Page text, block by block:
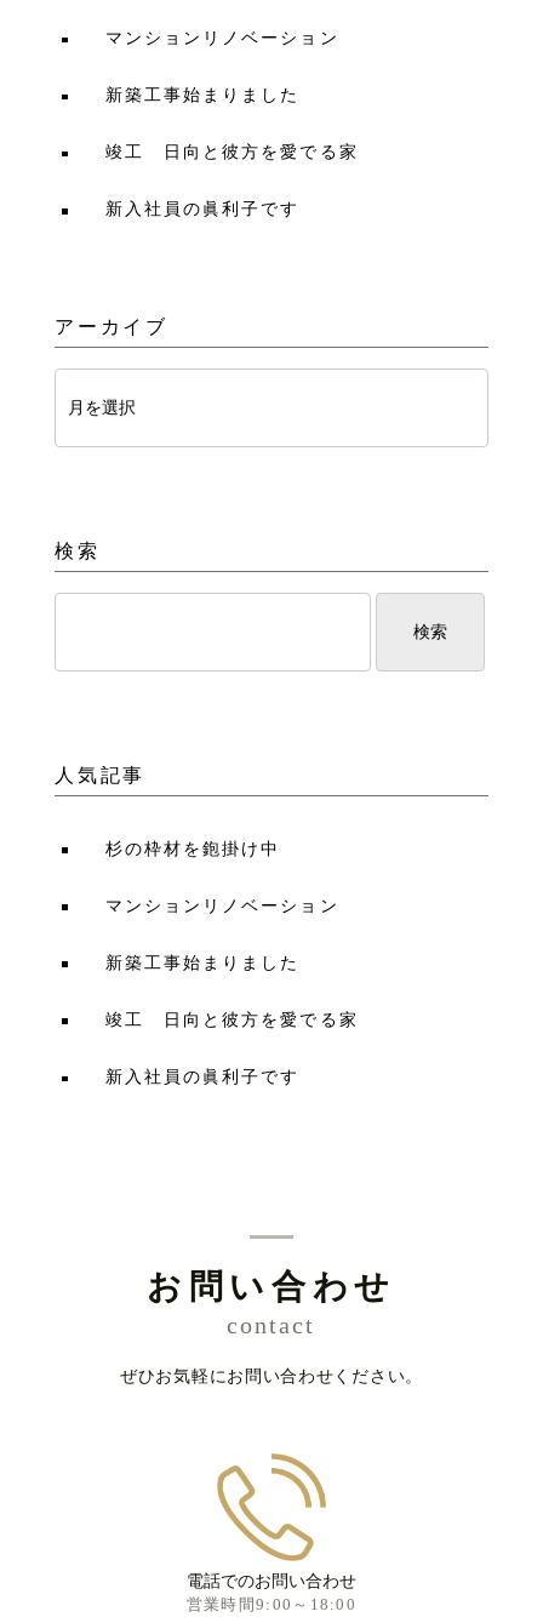
マンションリノベーション
新築工事始まりました
竣工 日向と彼方を愛でる家
新入社員の眞利子です
アーカイブ
検索
人気記事
杉の枠材を鉋掛け中
マンションリノベーション
新築工事始まりました
竣工 日向と彼方を愛でる家
新入社員の眞利子です
お問い合わせ
contact
ぜひお気軽にお問い合わせください。
電話でのお問い合わせ
営業時間9:00～18:00